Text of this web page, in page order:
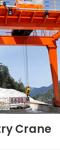
Crane